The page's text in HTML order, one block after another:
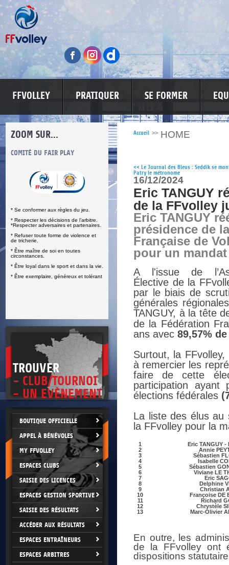
FFVOLLEY PRATIQUER SE FORMER
ZOOM SUR...
COMITÉ DU FAIR PLAY
* Se conformer aux règles du jeu.
* Respecter les décisions de l’arbitre.
*Respecter adversaires et partenaires.
* Refuser toute forme de violence et
de tricherie.
* Être maître de soi en toutes
circonstances.
* Être loyal dans le sport et dans la vie.
* Être exemplaire, généreux et tolérant
LUTTE CONTRE LES VIOLENCES
TROUVER
- CLUB/TOURNOI
- UN EVÈNEMENT
BOUTIQUE OFFICIELLE
APPEL À BÉNÉVOLES
MY FFVOLLEY
ESPACES CLUBS
SAISIE DES LICENCES
ESPACES GESTION SPORTIVE
SAISIE DES RÉSULTATS
ACCÉDER AUX RÉSULTATS
ESPACES ENTRAÎNEURS
ESPACES ARBITRES
Accueil >> HOME
<< Le Journal des Bleus : Seddik se
Patry le métronome
16/12/2024
Eric TANGUY
de la FFvolley
Eric TANGUY
présidence de
Française de
pour un
A l'issue de
Élective de la
par le biais de
générales
TANGUY, à la tête
de la Fédération
ans avec 89,57%
Surtout, la
à remercier les
faire de cette
participation
élections fédérales
La liste des élus au
la FFvolley pour la
1
Eric TANGUY -
2
Annie
3
Sébastien
4
Isabelle
5
Sébastien
6
Viviane LE
7
Eric
8
Delphine
9
Christian
10
Françoise DE
11
Richard
12
Chrystèle
13
Marc-Olivier
En outre, les
de la FFvolley ont
dispositions